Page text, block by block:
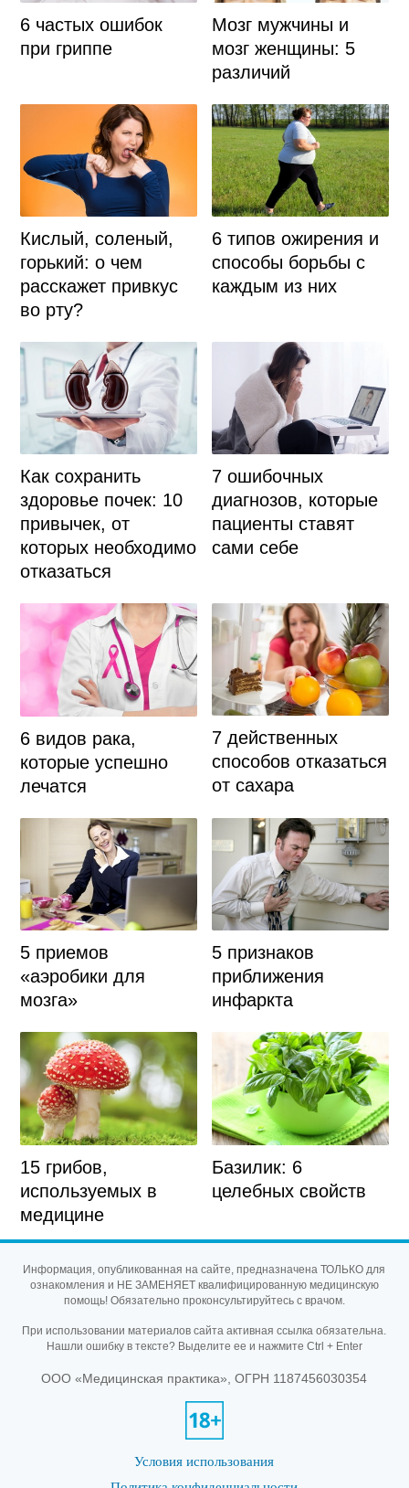
6 частых ошибок
при гриппе
Мозг мужчины и
мозг женщины: 5
различий
Кислый, соленый,
горький: о чем
расскажет привкус
во рту?
6 типов ожирения и
способы борьбы с
каждым из них
Как сохранить
здоровье почек: 10
привычек, от
которых необходимо
отказаться
7 ошибочных
диагнозов, которые
пациенты ставят
сами себе
6 видов рака,
которые успешно
лечатся
7 действенных
способов отказаться
от сахара
5 приемов
«аэробики для
мозга»
5 признаков
приближения
инфаркта
15 грибов,
используемых в
медицине
Базилик: 6
целебных свойств
Информация, опубликованная на сайте, предназначена ТОЛЬКО для
ознакомления и НЕ ЗАМЕНЯЕТ квалифицированную медицинскую
помощь! Обязательно проконсультируйтесь с врачом.
При использовании материалов сайта активная ссылка обязательна.
Нашли ошибку в тексте? Выделите ее и нажмите Ctrl + Enter
ООО «Медицинская практика», ОГРН 1187456030354
Условия использования